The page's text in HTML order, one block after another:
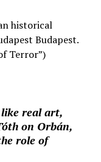
historical
Budapest.
Terror”)
real art,
on Orbán,
role of